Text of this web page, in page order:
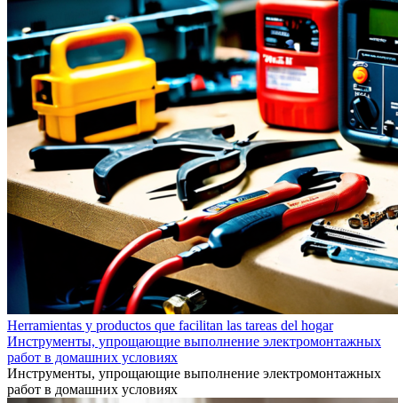
Herramientas y productos que facilitan las tareas del hogar
Инструменты, упрощающие выполнение электромонтажных
работ в домашних условиях
Инструменты, упрощающие выполнение электромонтажных
работ в домашних условиях